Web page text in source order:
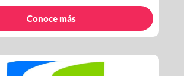
Conoce más